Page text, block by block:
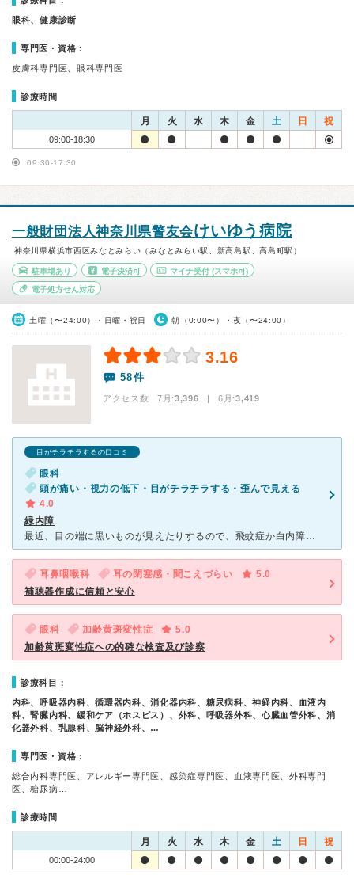
眼科、健康診断
専門医・資格：
皮膚科専門医、眼科専門医
診療時間
月 火 水 木 金 土 日 祝
09:00-18:30
09:30-17:30
一般財団法人神奈川県警友会けいゆう病院
神奈川県横浜市西区みなとみらい（みなとみらい駅、新高島駅、高島町駅）
駐車場あり 電子決済可 マイナ受付 (スマホ可)
電子処方せん対応
土曜（〜24:00）・日曜・祝日 朝（0:00〜）・夜（〜24:00）
3.16
58件
アクセス数 7月:3,396 | 6月:3,419
目がチラチラするの口コミ
眼科
頭が痛い・視力の低下・目がチラチラする・歪んで見える
4.0
緑内障
最近、目の端に黒いものが見えたりするので、飛蚊症か白内障かと思い、受診しました。完全予約制なので、時間に来院して、さほど待たされることもなく、順番が来ました。待合室が広いので、看護師さんが、名前を呼び
耳鼻咽喉科 耳の閉塞感・聞こえづらい
5.0
補聴器作成に信頼と安心
眼科 加齢黄斑変性症
5.0
加齢黄斑変性症への的確な検査及び診察
診療科目：
内科、呼吸器内科、循環器内科、消化器内科、糖尿病科、神経内科、血液内
科、腎臓内科、緩和ケア（ホスピス）、外科、呼吸器外科、心臓血管外科、消
化器外科、乳腺科、脳神経外科、…
専門医・資格：
総合内科専門医、アレルギー専門医、感染症専門医、血液専門医、外科専門
医、糖尿病…
診療時間
月 火 水 木 金 土 日 祝
00:00-24:00